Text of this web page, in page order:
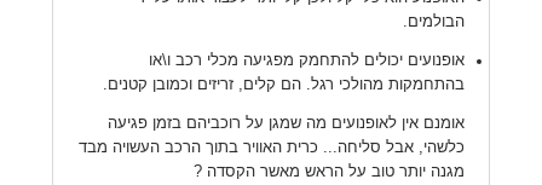
הבולמים.
אופנועים יכולים להתחמק מפגיעה מכלי רכב ו\או
בהתחמקות מהולכי רגל. הם קלים, זריזים וכמובן קטנים.
אומנם אין לאופנועים מה שמגן על רוכביהם בזמן פגיעה
כלשהי, אבל סליחה... כרית האוויר בתוך הרכב העשויה מבד
מגנה יותר טוב על הראש מאשר הקסדה ?